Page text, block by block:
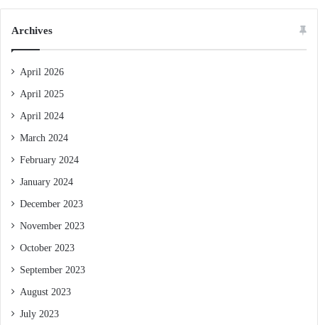
Archives
April 2026
April 2025
April 2024
March 2024
February 2024
January 2024
December 2023
November 2023
October 2023
September 2023
August 2023
July 2023